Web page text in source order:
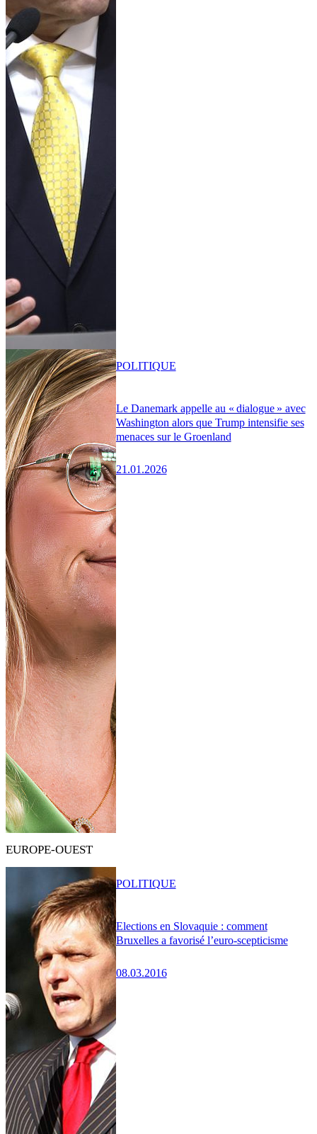
Le Danemark appelle au « dialogue » avec
Washington alors que Trump intensifie ses
menaces sur le Groenland
21.01.2026
POLITIQUE
EUROPE-OUEST
Elections en Slovaquie : comment
Bruxelles a favorisé l’euro-scepticisme
08.03.2016
POLITIQUE